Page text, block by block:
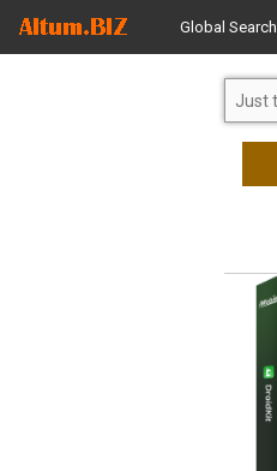
Global Search